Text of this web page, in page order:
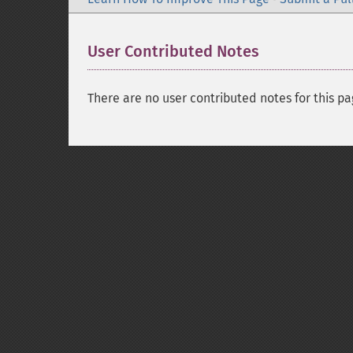
User Contributed Notes
There are no user contributed notes for this